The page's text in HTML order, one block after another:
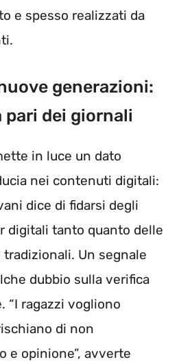
e spesso realizzati da
generazioni:
dei giornali
in luce un dato
nei contenuti digitali:
dice di fidarsi degli
digitali tanto quanto delle
Un segnale
dubbio sulla verifica
“I ragazzi vogliono
di non
e opinione”, avverte